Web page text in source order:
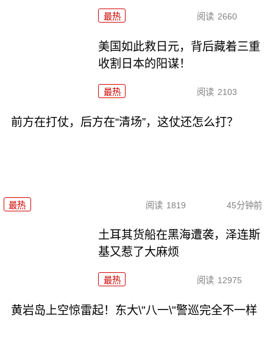
最热 阅读 2660
美国如此救日元，背后藏着三重
收割日本的阳谋！
最热 阅读 2103
前方在打仗，后方在“清场”，这仗还怎么打？
最热 阅读 1819 45分钟前
土耳其货船在黑海遭袭，泽连斯
基又惹了大麻烦
最热 阅读 12975
黄岩岛上空惊雷起！东大\"八一\"警巡完全不一样